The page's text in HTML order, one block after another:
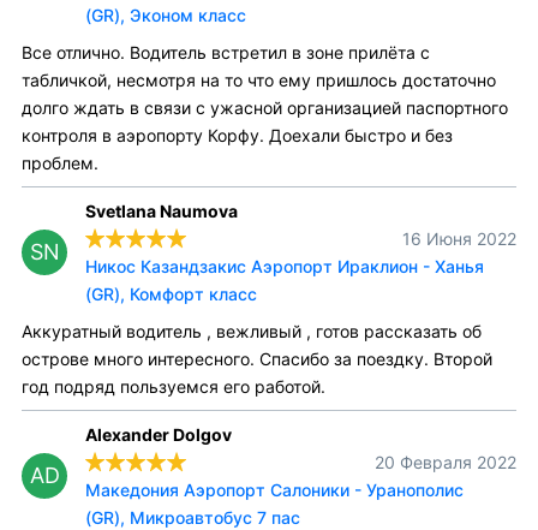
(GR), Эконом класс
Все отлично. Водитель встретил в зоне прилёта с
табличкой, несмотря на то что ему пришлось достаточно
долго ждать в связи с ужасной организацией паспортного
контроля в аэропорту Корфу. Доехали быстро и без
проблем.
SN
Svetlana Naumova
16 Июня 2022
Никос Казандзакис Аэропорт Ираклион - Ханья
(GR), Комфорт класс
Аккуратный водитель , вежливый , готов рассказать об
острове много интересного. Спасибо за поездку. Второй
год подряд пользуемся его работой.
AD
Alexander Dolgov
20 Февраля 2022
Македония Аэропорт Салоники - Уранополис
(GR), Микроавтобус 7 пас